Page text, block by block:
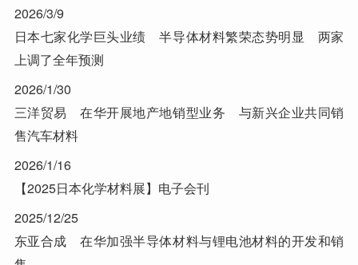
2026/3/9
日本七家化学巨头业绩 半导体材料繁荣态势明显 两家
上调了全年预测
2026/1/30
三洋贸易 在华开展地产地销型业务 与新兴企业共同销
售汽车材料
2026/1/16
【2025日本化学材料展】电子会刊
2025/12/25
东亚合成 在华加强半导体材料与锂电池材料的开发和销